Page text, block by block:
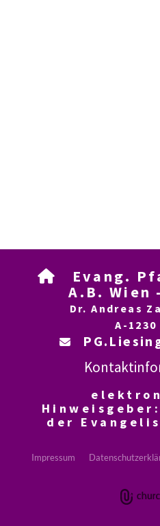

Evang.
A.B. Wien
Dr. Andreas
A-1230

der
Impressum